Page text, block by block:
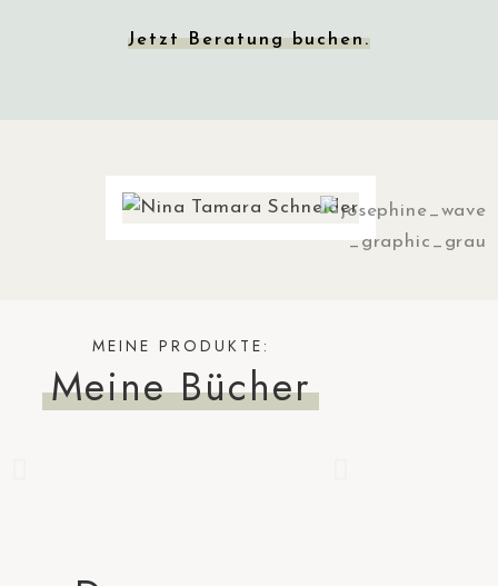
Jetzt Beratung buchen.
MEINE PRODUKTE:
Meine Bücher